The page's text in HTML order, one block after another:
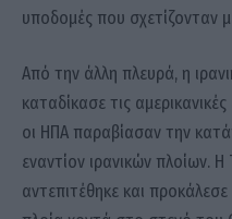
υποδομές που σχετίζονταν
Από την άλλη πλευρά, η
καταδίκασε τις
οι ΗΠΑ παραβίασαν την
εναντίον ιρανικών πλοίων.
αντεπιτέθηκε και προκάλεσε